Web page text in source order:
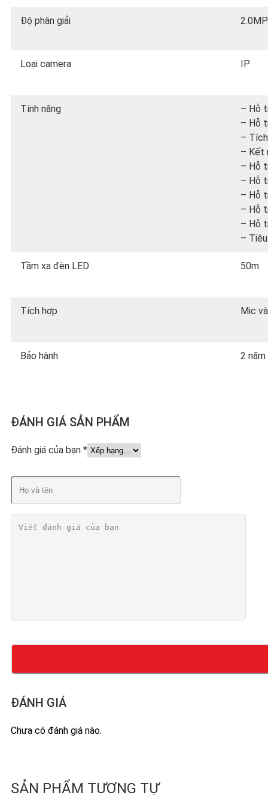
Độ phân giải 2.0MP
Loại camera IP
Tính năng
– Hỗ
– Hỗ
–
– Kết
– Hỗ
– Hỗ
– Hỗ
– Hỗ
– Hỗ
–
Tầm xa đèn LED 50m
Tích hợp Mic
Bảo hành 2 năm
ĐÁNH GIÁ
Chưa có đánh giá nào.
ĐÁNH GIÁ SẢN PHẨM
Đánh giá của bạn *
SẢN PHẨM TƯƠNG TỰ